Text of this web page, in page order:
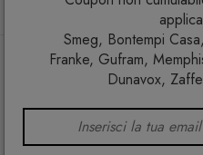
Smeg, Bontempi
Franke, Gufram,
Dunavox,
Chrismy 0,5 m